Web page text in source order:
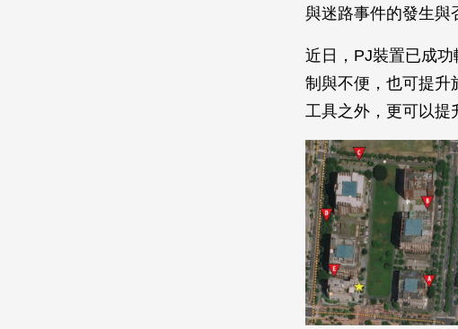
與迷路事件的發生與
近日，PJ裝置已成
制與不便，也可提升
工具之外，更可以提